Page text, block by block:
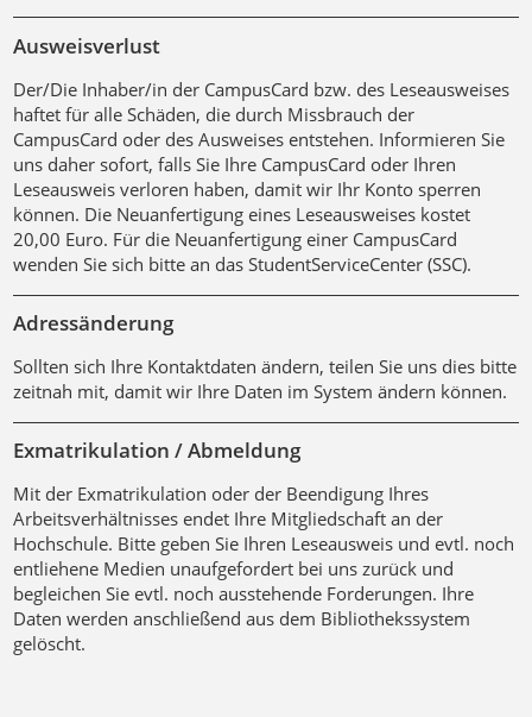
Ausweisverlust
Der/Die Inhaber/in der CampusCard bzw. des Leseausweises
haftet für alle Schäden, die durch Missbrauch der
CampusCard oder des Ausweises entstehen. Informieren Sie
uns daher sofort, falls Sie Ihre CampusCard oder Ihren
Leseausweis verloren haben, damit wir Ihr Konto sperren
können. Die Neuanfertigung eines Leseausweises kostet
20,00 Euro. Für die Neuanfertigung einer CampusCard
wenden Sie sich bitte an das StudentServiceCenter (SSC).
Adressänderung
Sollten sich Ihre Kontaktdaten ändern, teilen Sie uns dies bitte
zeitnah mit, damit wir Ihre Daten im System ändern können.
Exmatrikulation / Abmeldung
Mit der Exmatrikulation oder der Beendigung Ihres
Arbeitsverhältnisses endet Ihre Mitgliedschaft an der
Hochschule. Bitte geben Sie Ihren Leseausweis und evtl. noch
entliehene Medien unaufgefordert bei uns zurück und
begleichen Sie evtl. noch ausstehende Forderungen. Ihre
Daten werden anschließend aus dem Bibliothekssystem
gelöscht.